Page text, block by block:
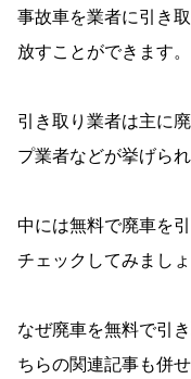
事故車を業者に引き
放すことができます。
引き取り業者は主に
プ業者などが挙げられ
中には無料で廃車を
チェックしてみましょ
なぜ廃車を無料で引
ちらの関連記事も併